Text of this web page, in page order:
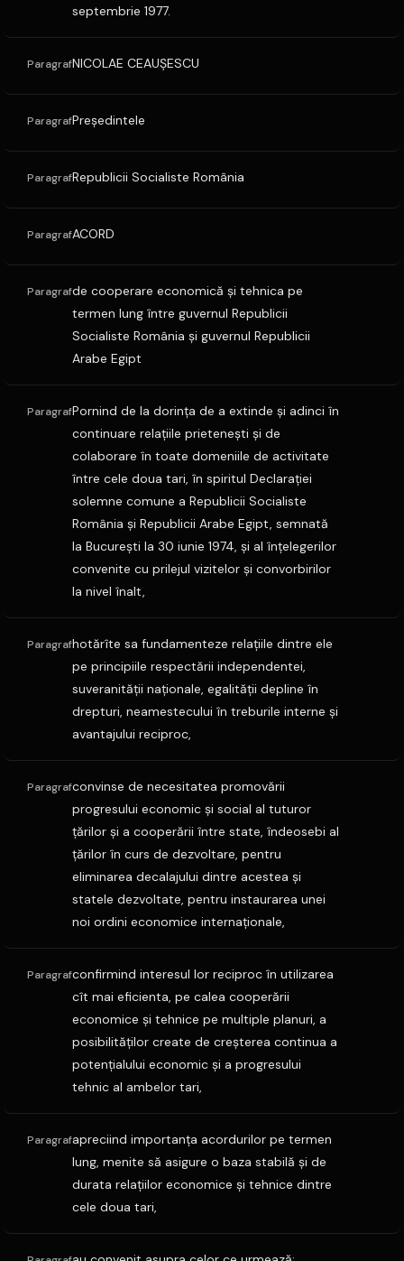
septembrie 1977.
ParagrafNICOLAE CEAUŞESCU
ParagrafPreşedintele
ParagrafRepublicii Socialiste România
ParagrafACORD
Paragrafde cooperare economică şi tehnica pe
termen lung între guvernul Republicii
Socialiste România şi guvernul Republicii
Arabe Egipt
ParagrafPornind de la dorinţa de a extinde şi adinci în
continuare relaţiile prieteneşti şi de
colaborare în toate domeniile de activitate
între cele doua tari, în spiritul Declaraţiei
solemne comune a Republicii Socialiste
România şi Republicii Arabe Egipt, semnată
la Bucureşti la 30 iunie 1974, şi al înţelegerilor
convenite cu prilejul vizitelor şi convorbirilor
la nivel înalt,
Paragrafhotărîte sa fundamenteze relaţiile dintre ele
pe principiile respectării independentei,
suveranităţii naţionale, egalităţii depline în
drepturi, neamestecului în treburile interne şi
avantajului reciproc,
Paragrafconvinse de necesitatea promovării
progresului economic şi social al tuturor
ţărilor şi a cooperării între state, îndeosebi al
ţărilor în curs de dezvoltare, pentru
eliminarea decalajului dintre acestea şi
statele dezvoltate, pentru instaurarea unei
noi ordini economice internaţionale,
Paragrafconfirmind interesul lor reciproc în utilizarea
cît mai eficienta, pe calea cooperării
economice şi tehnice pe multiple planuri, a
posibilităţilor create de creşterea continua a
potenţialului economic şi a progresului
tehnic al ambelor tari,
Paragrafapreciind importanţa acordurilor pe termen
lung, menite să asigure o baza stabilă şi de
durata relaţiilor economice şi tehnice dintre
cele doua tari,